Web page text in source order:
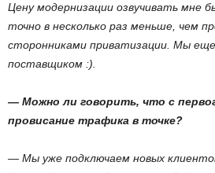
Цену модернизации озвучивать мне
точно в несколько раз меньше, чем
сторонниками приватизации. Мы
поставщиком :).
— Можно ли говорить, что с
провисание трафика в точке?
— Мы уже подключаем новых